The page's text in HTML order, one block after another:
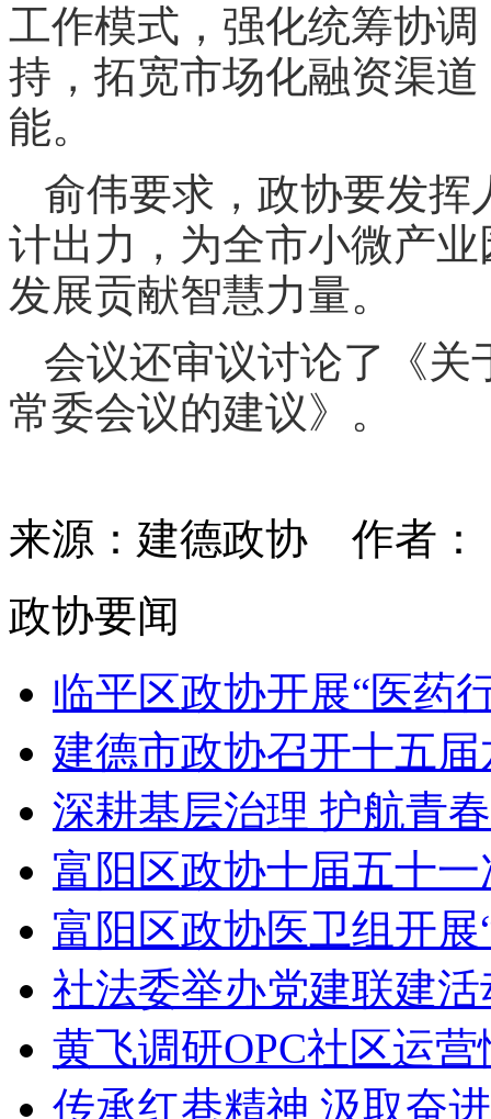
工作模式，强化统筹协
持，拓宽市场化融资渠
能。
俞伟要求，政协要发挥
计出力，为全市小微产
发展贡献智慧力量。
会议还审议讨论了《关
常委会议的建议》。
来源：建德政协 作者
政协要闻
临平区政协开展“医药
建德市政协召开十五
深耕基层治理 护航青
富阳区政协十届五十
富阳区政协医卫组开
社法委举办党建联建活
黄飞调研OPC社区运营
传承红巷精神 汲取奋